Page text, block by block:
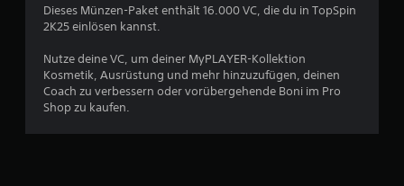
Dieses Münzen-Paket enthält 16.000 VC, die du in TopSpin
2K25 einlösen kannst.
Nutze deine VC, um deiner MyPLAYER-Kollektion
Kosmetik, Ausrüstung und mehr hinzuzufügen, deinen
Coach zu verbessern oder vorübergehende Boni im Pro
Shop zu kaufen.